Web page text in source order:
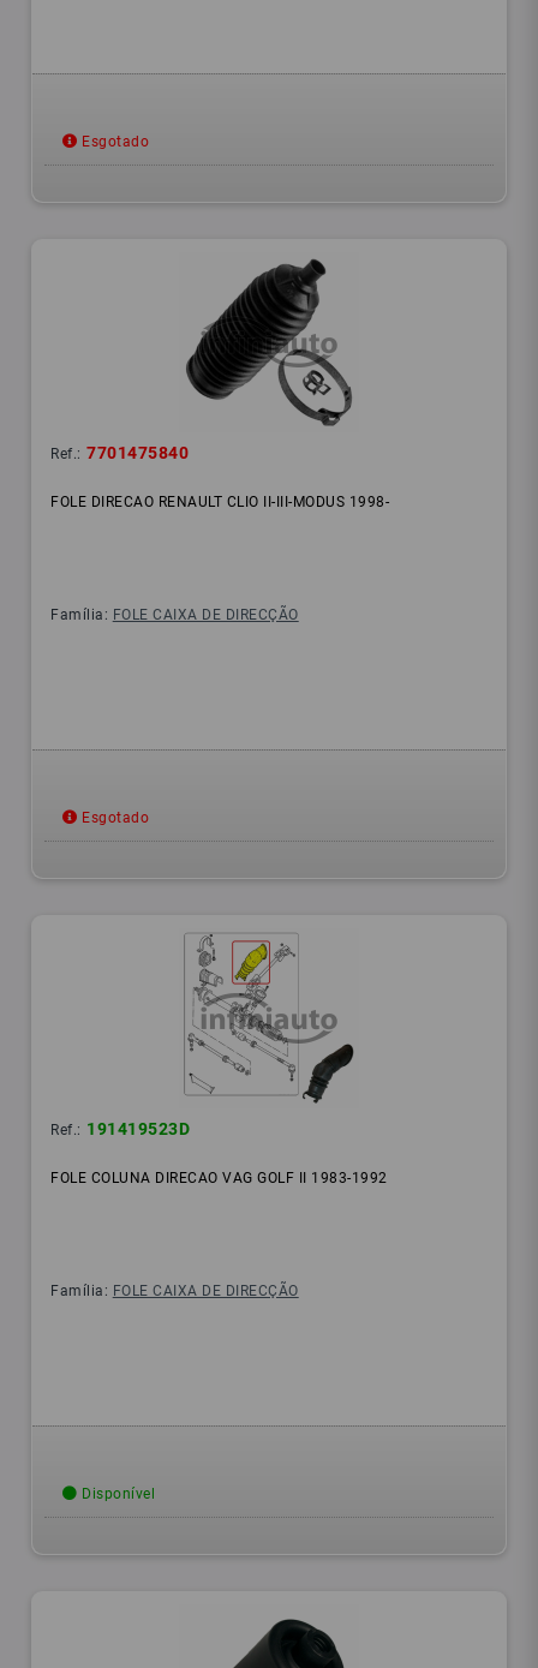
Esgotado
Ref.: 7701475840
FOLE DIRECAO RENAULT CLIO II-III-MODUS 1998-
Família: FOLE CAIXA DE DIRECÇÃO
Esgotado
Ref.: 191419523D
FOLE COLUNA DIRECAO VAG GOLF II 1983-1992
Família: FOLE CAIXA DE DIRECÇÃO
Disponível